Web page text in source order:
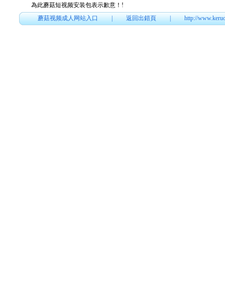
為此蘑菇短视频安装包表示歉意！ !
蘑菇视频成人网站入口|返回出錯頁|http://